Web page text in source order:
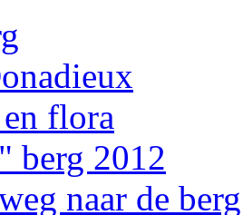
flora
berg 2012
naar de